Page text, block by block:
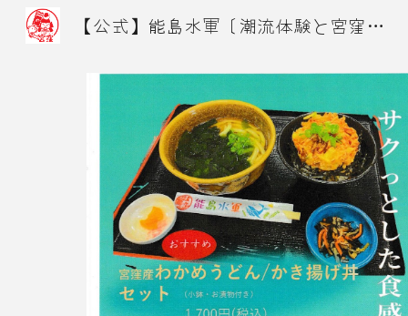
【公式】能島水軍〔潮流体験と宮窪の地魚料理〕